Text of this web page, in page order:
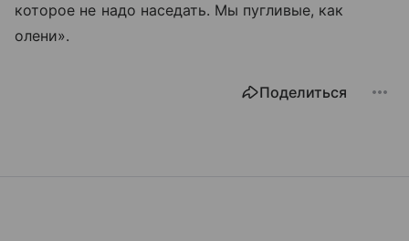
которое не надо наседать. Мы пугливые, как
олени».
Поделиться